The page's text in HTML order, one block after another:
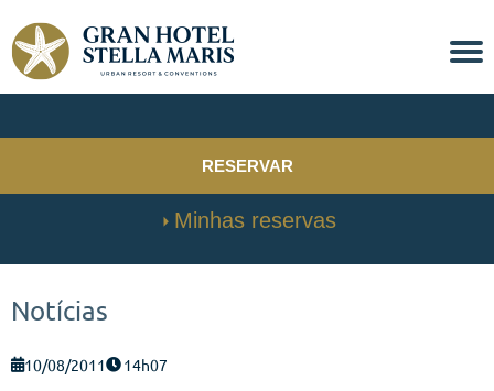
RESERVAR
Minhas reservas
Notícias
10/08/2011 14h07